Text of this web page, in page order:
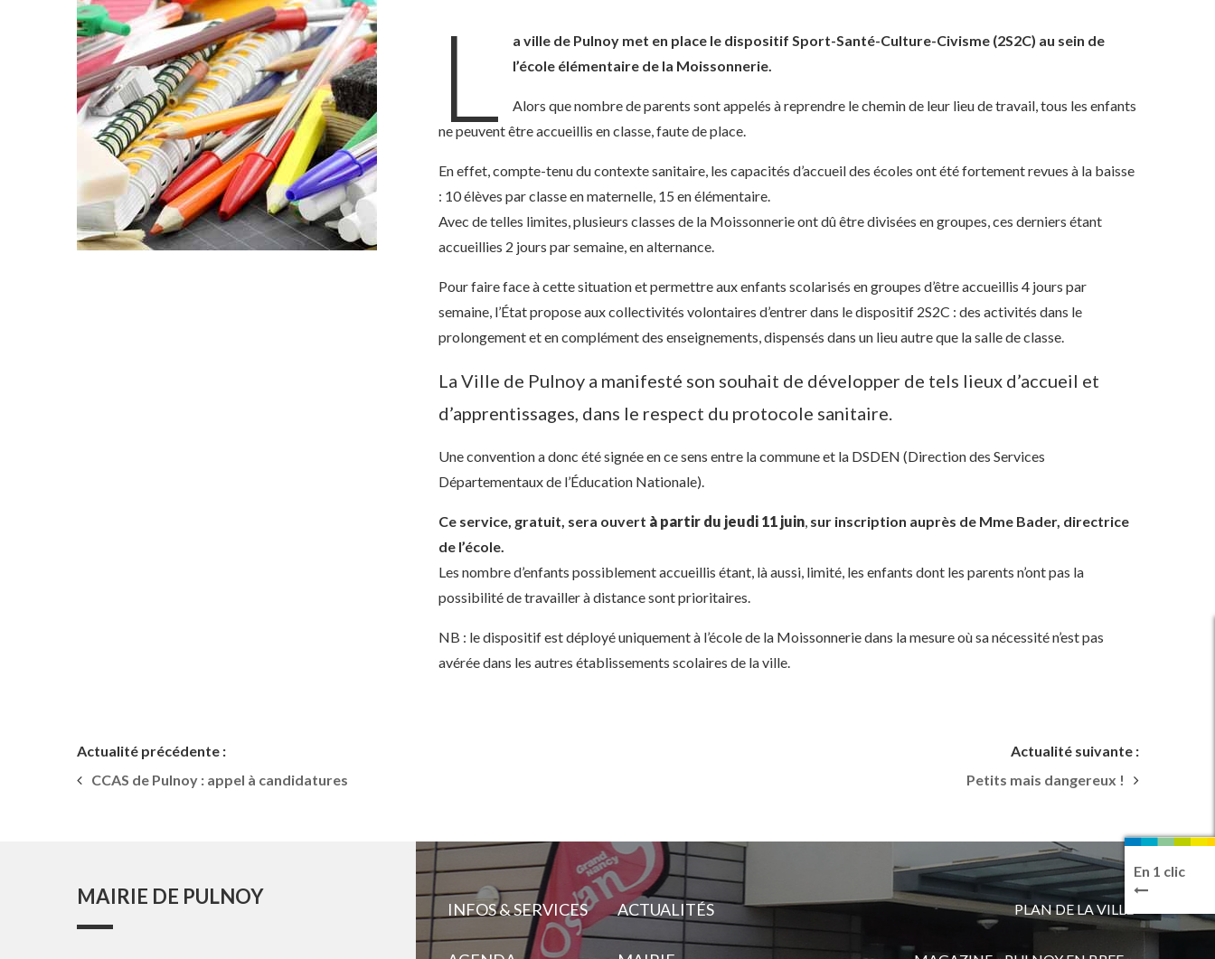
L
a ville de Pulnoy met en place le dispositif Sport-Santé-Culture-Civisme (2S2C) au sein de
l’école élémentaire de la Moissonnerie.
Alors que nombre de parents sont appelés à reprendre le chemin de leur lieu de travail, tous les enfants
ne peuvent être accueillis en classe, faute de place.
En effet, compte-tenu du contexte sanitaire, les capacités d’accueil des écoles ont été fortement revues à la baisse
: 10 élèves par classe en maternelle, 15 en élémentaire.
Avec de telles limites, plusieurs classes de la Moissonnerie ont dû être divisées en groupes, ces derniers étant
accueillies 2 jours par semaine, en alternance.
Pour faire face à cette situation et permettre aux enfants scolarisés en groupes d’être accueillis 4 jours par
semaine, l’État propose aux collectivités volontaires d’entrer dans le dispositif 2S2C : des activités dans le
prolongement et en complément des enseignements, dispensés dans un lieu autre que la salle de classe.
La Ville de Pulnoy a manifesté son souhait de développer de tels lieux d’accueil et
d’apprentissages, dans le respect du protocole sanitaire.
Une convention a donc été signée en ce sens entre la commune et la DSDEN (Direction des Services
Départementaux de l’Éducation Nationale).
Ce service, gratuit, sera ouvert à partir du jeudi 11 juin, sur inscription auprès de Mme Bader, directrice
de l’école.
Les nombre d’enfants possiblement accueillis étant, là aussi, limité, les enfants dont les parents n’ont pas la
possibilité de travailler à distance sont prioritaires.
NB : le dispositif est déployé uniquement à l’école de la Moissonnerie dans la mesure où sa nécessité n’est pas
avérée dans les autres établissements scolaires de la ville.
Actualité précédente :
CCAS de Pulnoy : appel à candidatures
Actualité suivante :
Petits mais dangereux !
En 1 clic
MAIRIE DE PULNOY
INFOS & SERVICES ACTUALITÉS PLAN DE LA VILLE